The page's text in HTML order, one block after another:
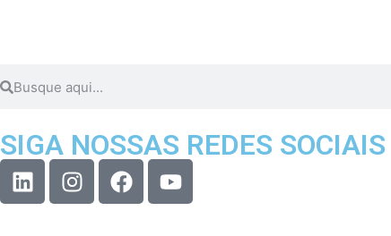
SIGA NOSSAS REDES SOCIAIS